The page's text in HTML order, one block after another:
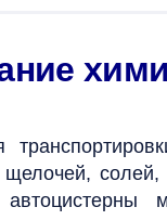
щелочей,